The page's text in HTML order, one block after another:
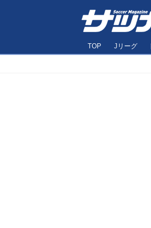
TOP Jリーグ